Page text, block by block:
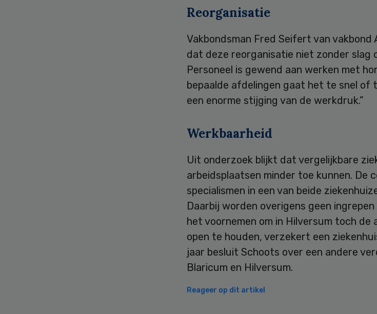
Reorganisatie
Vakbondsman Fred Seifert van vakbond
dat deze reorganisatie niet zonder slag
Personeel is gewend aan werken met
bepaalde afdelingen gaat het te snel of
een enorme stijging van de werkdruk.”
Werkbaarheid
Uit onderzoek blijkt dat vergelijkbare
arbeidsplaatsen minder toe kunnen. De
specialismen in een van beide
Daarbij worden overigens geen
het voornemen om in Hilversum toch de
open te houden, verzekert een
jaar besluit Schoots over een andere
Blaricum en Hilversum.
Reageer op dit artikel